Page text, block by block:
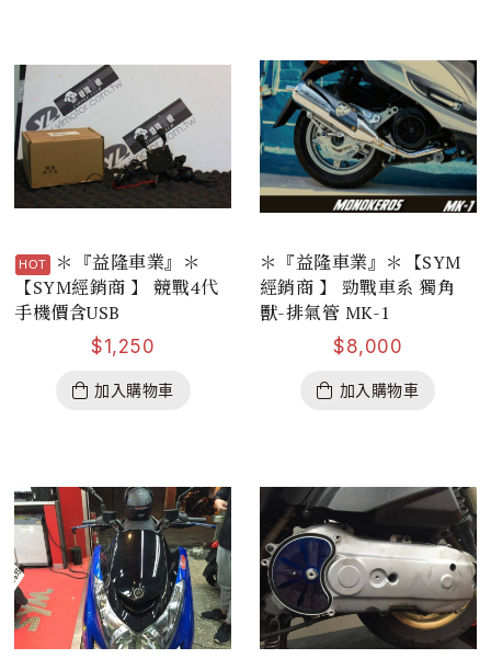
＊『益隆車業』＊
【SYM經銷商 】 競戰4代
手機價含USB
$1,250
加入購物車
＊『益隆車業』＊【SYM
經銷商 】 勁戰車系 獨角
獸-排氣管 MK-1
$8,000
加入購物車